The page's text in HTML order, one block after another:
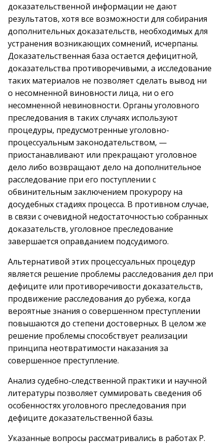
доказательственной информации не дают
результатов, хотя все возможности для собирания
дополнительных доказательств, необходимых для
устранения возникающих сомнений, исчерпаны.
Доказательственная база остается дефицитной,
доказательства противоречивыми, а исследование
таких материалов не позволяет сделать вывод ни
о несомненной виновности лица, ни о его
несомненной невиновности. Органы уголовного
преследования в таких случаях используют
процедуры, предусмотренные уголовно-
процессуальным законодательством, —
приостанавливают или прекращают уголовное
дело либо возвращают дело на дополнительное
расследование при его поступлении с
обвинительным заключением прокурору на
досудебных стадиях процесса. В противном случае,
в связи с очевидной недостаточностью собранных
доказательств, уголовное преследование
завершается оправданием подсудимого.
Альтернативой этих процессуальных процедур
является решение проблемы расследования дел при
дефиците или противоречивости доказательств,
продвижение расследования до рубежа, когда
вероятные знания о совершенном преступлении
повышаются до степени достоверных. В целом же
решение проблемы способствует реализации
принципа неотвратимости наказания за
совершенное преступление.
Анализ судебно-следственной практики и научной
литературы позволяет суммировать сведения об
особенностях уголовного преследования при
дефиците доказательственной базы.
Указанные вопросы рассматривались в работах Р.